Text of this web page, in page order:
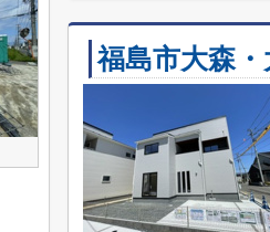
福島市大森